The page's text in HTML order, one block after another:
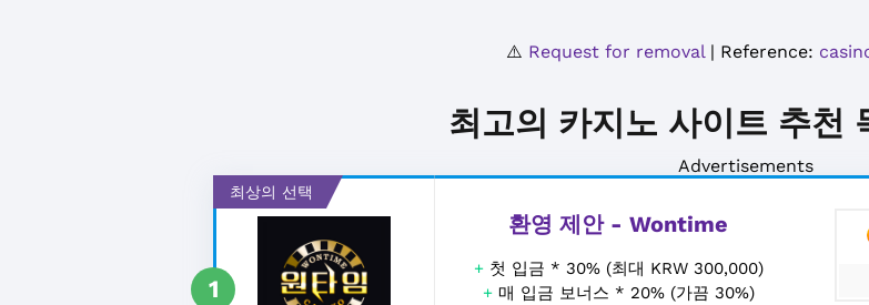
⚠️ Request for removal| Reference:
최고의 카지노 사이트 추천
Advertisements
최상의 선택
1
환영 제안 - Wontime
+ 첫 입금 * 30% (최대 KRW 300,000)
+ 매 입금 보너스 * 20% (가끔 30%)